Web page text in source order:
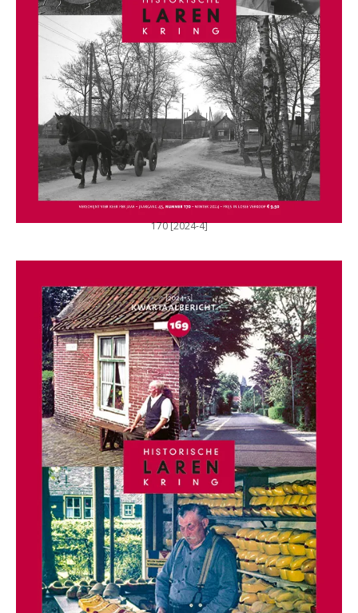
170 [2024-4]